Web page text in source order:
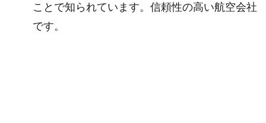
ことで知られています。信頼性の高い航空会社
です。